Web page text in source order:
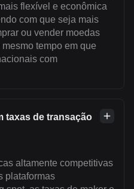
flexível e econômica
com que seja mais
ou vender moedas
tempo em que
com
taxas de transação
altamente competitivas
plataformas